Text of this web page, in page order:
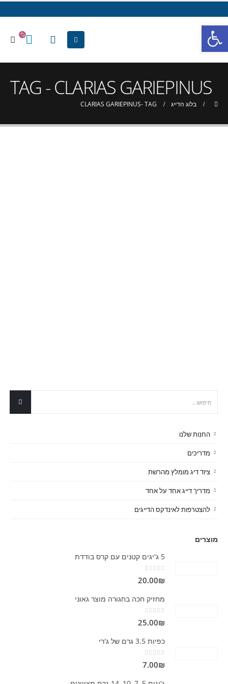
TAG - CLARIAS GARIEPINUS
בלוג הדייג TAG -
CLARIAS GARIEPINUS
החנות שלנו
מדריכים
ציוד דיג מומלץ מהרשת
מדריך דייג אחד על אחד
להצטרפות לאינדקס הדייגים
מוצרים
5 ג'יגים קטנים עם קרס בודדת
20.00₪
מחזיק חכה בחגורה מוצר גאוני
25.00₪
כפיות 3.5 גרם של ג'רי
7.00₪
פתח סרגל נגישות